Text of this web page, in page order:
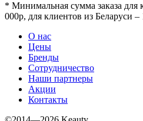
* Минимальная сумма заказа для
000р, для клиентов из Беларуси –
О нас
Цены
Бренды
Сотрудничество
Наши партнеры
Акции
Контакты